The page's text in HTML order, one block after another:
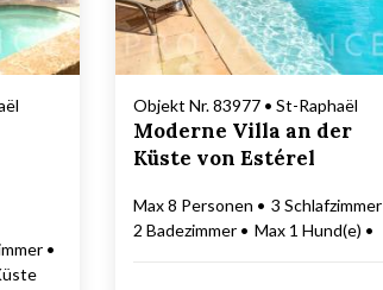
Objekt Nr. 83977 • St-Raphaël
Moderne Villa an der
Küste von Estérel
Max 8 Personen
3 Schlafzimmer
2 Badezimmer
Max 1 Hund(e)